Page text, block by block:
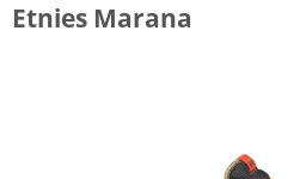
Etnies Marana